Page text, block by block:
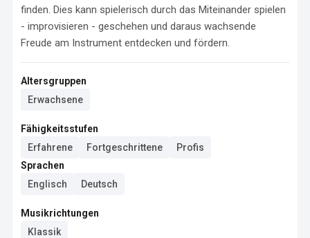
finden. Dies kann spielerisch durch das Miteinander spielen
- improvisieren - geschehen und daraus wachsende
Freude am Instrument entdecken und fördern.
Altersgruppen
Erwachsene
Fähigkeitsstufen
Erfahrene
Fortgeschrittene
Profis
Sprachen
Englisch
Deutsch
Musikrichtungen
Klassik